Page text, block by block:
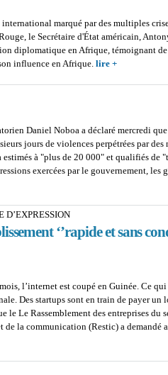
marqué par des multiples
le Secrétaire d'État américain,
diplomatique en Afrique, témoignant
influence en Afrique.lire +
Daniel Noboa a déclaré mercredi
jours de violences perpétrées par des
à "plus de 20 000" et qualifiés de
exercées par le gouvernement, les
D’EXPRESSION
‘’rapide et sans
l’internet est coupé en Guinée. Ce
Des startups sont en train de payer un
le Le Rassemblement des entreprises du
de la communication (Restic) a demandé